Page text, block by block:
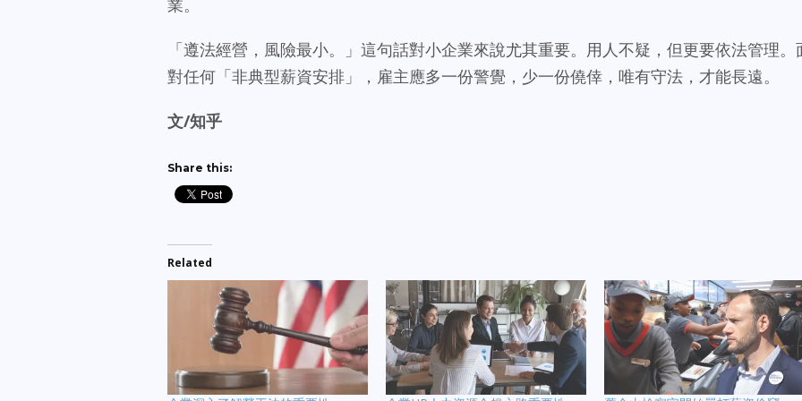
業。
「遵法經營，風險最小。」這句話對小企業來說尤其重要。用人不疑，但更要依法管理。
對任何「非典型薪資安排」，雇主應多一份警覺，少一份僥倖，唯有守法，才能長遠。
文/知乎
Share this:
Related